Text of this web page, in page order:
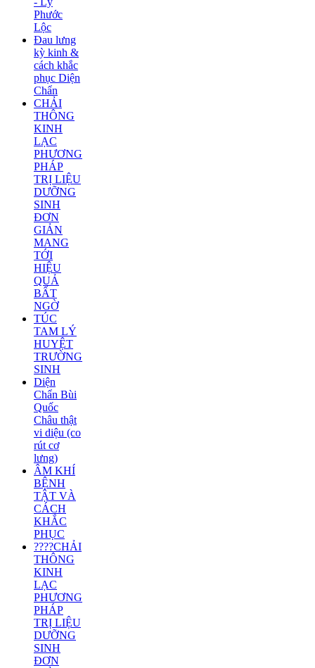
Phước
Lộc
Đau lưng
kỳ kinh &
cách khắc
phục Diện
Chẩn
CHẢI
THÔNG
KINH
LẠC
PHƯƠNG
PHÁP
TRỊ LIỆU
DƯỠNG
SINH
ĐƠN
GIẢN
MANG
TỚI
HIỆU
QUẢ
BẤT
NGỜ
TÚC
TAM LÝ
HUYỆT
TRƯỜNG
SINH
Diện
Chẩn Bùi
Quốc
Châu thật
vi diệu (co
rút cơ
lưng)
ÂM KHÍ
BỆNH
TẬT VÀ
CÁCH
KHẮC
PHỤC
????CHẢI
THÔNG
KINH
LẠC
PHƯƠNG
PHÁP
TRỊ LIỆU
DƯỠNG
SINH
ĐƠN